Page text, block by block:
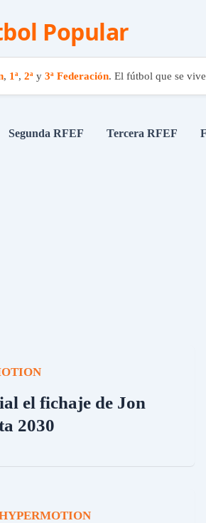
Popular
, 1ª, 2ªy 3ª Federación. El fútbol que se
al
Segunda RFEF Tercera RFEF
el fichaje de Jon
2030